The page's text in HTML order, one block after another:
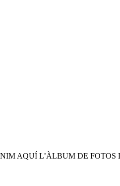
AQUÍ L’ÀLBUM DE FOTOS